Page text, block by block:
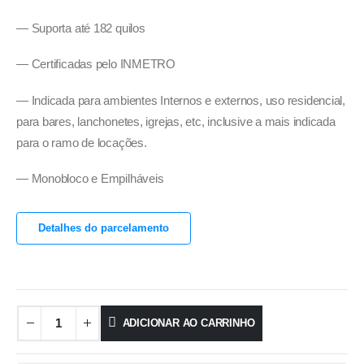
— Suporta até 182 quilos
— Certificadas pelo INMETRO
— Indicada para ambientes Internos e externos, uso residencial,
para bares, lanchonetes, igrejas, etc, inclusive a mais indicada
para o ramo de locações.
— Monobloco e Empilháveis
Detalhes do parcelamento
ADICIONAR AO CARRINHO